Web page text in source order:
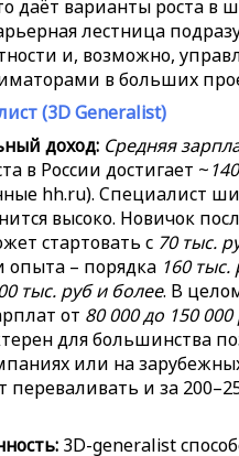
даёт варианты роста в
лестница
и, возможно,
в больших
(3D Generalist)
доход: Средняя
в России достигает ~
hh.ru). Специалист
высоко. Новичок
стартовать с 70 тыс.
опыта – порядка 160 тыс.
тыс. руб и более. В
от 80 000 до 150 000
для большинства
или на
переваливать и за
3D-generalist